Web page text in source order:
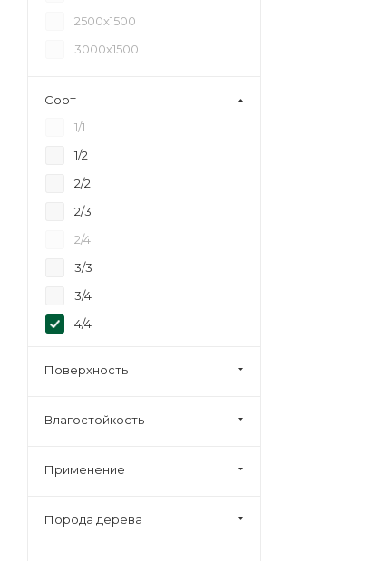
2500х1500
3000х1500
Сорт
1/1
1/2
2/2
2/3
2/4
3/3
3/4
4/4
Поверхность
Влагостойкость
Применение
Порода дерева